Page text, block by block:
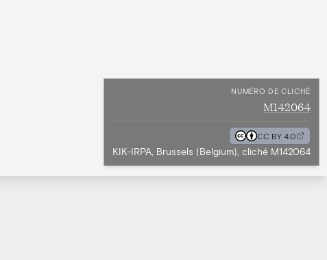
NUMÉRO DE CLICHÉ
M142064
CC BY 4.0
KIK-IRPA, Brussels (Belgium), cliché M142064